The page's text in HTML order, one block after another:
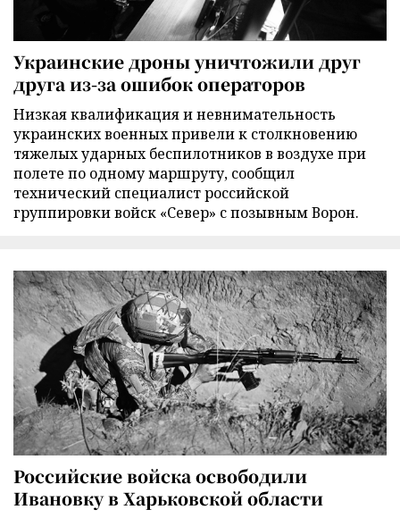
Украинские дроны уничтожили друг
друга из-за ошибок операторов
Низкая квалификация и невнимательность
украинских военных привели к столкновению
тяжелых ударных беспилотников в воздухе при
полете по одному маршруту, сообщил
технический специалист российской
группировки войск «Север» с позывным Ворон.
Российские войска освободили
Ивановку в Харьковской области